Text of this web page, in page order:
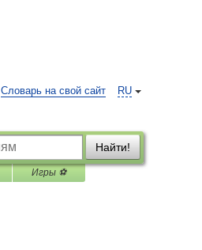
RU
Словарь на свой сайт
Найти!
Игры ⚽